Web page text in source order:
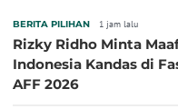
BERITA PILIHAN 1 jam lalu
Rizky Ridho Minta
Indonesia Kandas di
AFF 2026